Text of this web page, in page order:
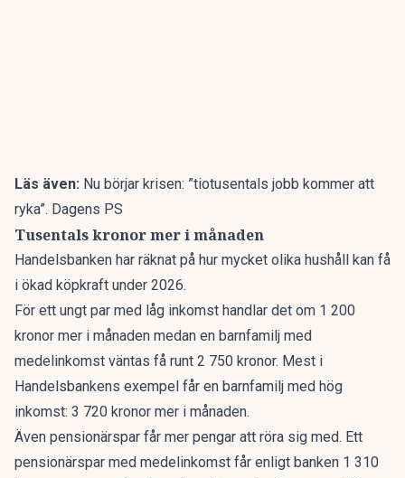
Läs även: Nu börjar krisen: ”tiotusentals jobb kommer att
ryka”. Dagens PS
Tusentals kronor mer i månaden
Handelsbanken har räknat på hur mycket olika hushåll kan få
i ökad köpkraft under 2026.
För ett ungt par med låg inkomst handlar det om 1 200
kronor mer i månaden medan en barnfamilj med
medelinkomst väntas få runt 2 750 kronor. Mest i
Handelsbankens exempel får en barnfamilj med hög
inkomst: 3 720 kronor mer i månaden.
Även pensionärspar får mer pengar att röra sig med. Ett
pensionärspar med medelinkomst får enligt banken 1 310